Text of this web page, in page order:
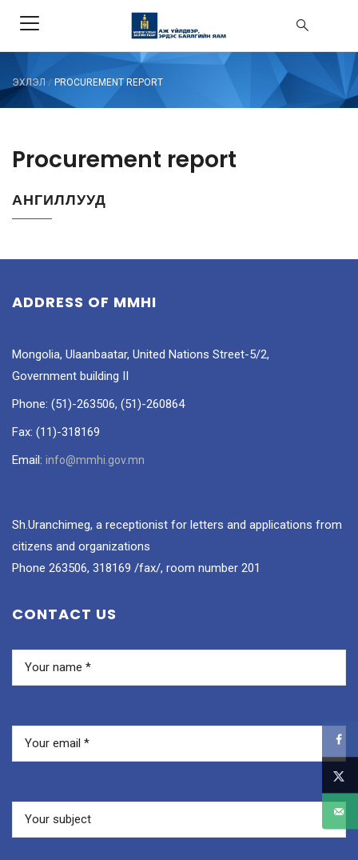
ЭХЛЭЛ / PROCUREMENT REPORT
Procurement report
АНГИЛЛУУД
ADDRESS OF MMHI
Mongolia, Ulaanbaatar, United Nations Street-5/2,
Government building II
Phone: (51)-263506, (51)-260864
Fax: (11)-318169
Email: info@mmhi.gov.mn
Sh.Uranchimeg, a receptionist for letters and applications from
citizens and organizations
Phone 263506, 318169 /fax/, room number 201
CONTACT US